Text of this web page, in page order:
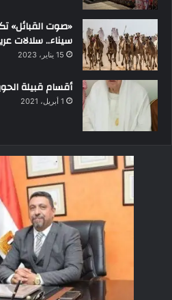
«صوت القبائل»
سيناء.. سلالات
15 يناير، 2023
أقسام قبيلة
1 أبريل، 2021